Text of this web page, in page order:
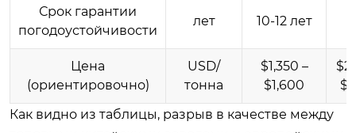
Срок гарантии
погодоустойчивости
лет 10-12 лет
Цена
(ориентировочно)
USD/
тонна
$1,350 –
$1,600
Как видно из таблицы, разрыв в качестве между